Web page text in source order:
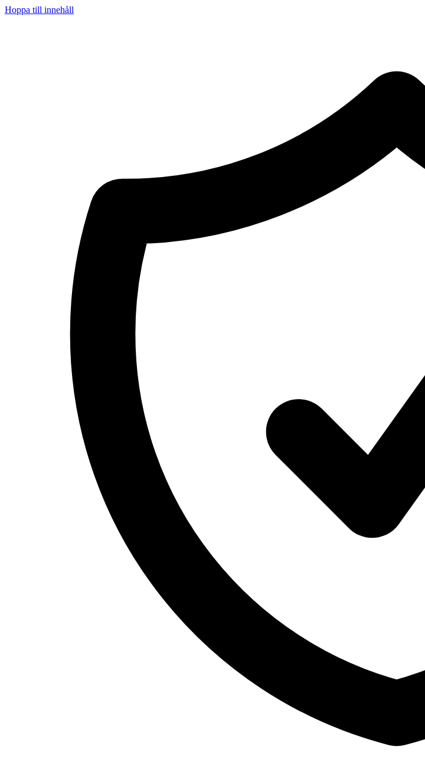
Hoppa till innehåll